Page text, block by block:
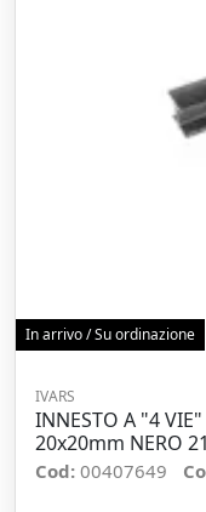
In arrivo / Su ordinazione
IVARS
INNESTO A "4 VIE"
20x20mm NERO
Cod: 00407649